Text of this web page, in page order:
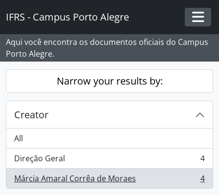
IFRS - Campus Porto Alegre
Aqui você encontra os documentos oficiais do Campus
Porto Alegre.
Narrow your results by:
Creator
All
Direção Geral
, 4 results
4
Márcia Amaral Corrêa de Moraes
, 4 results 4